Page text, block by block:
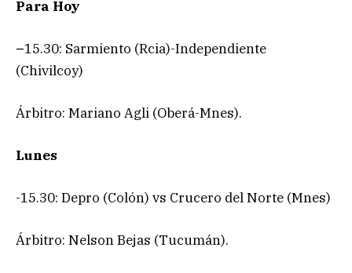
Para Hoy
–15.30: Sarmiento (Rcia)-Independiente
(Chivilcoy)
Árbitro: Mariano Agli (Oberá-Mnes).
Lunes
-15.30: Depro (Colón) vs Crucero del Norte (Mnes)
Árbitro: Nelson Bejas (Tucumán).